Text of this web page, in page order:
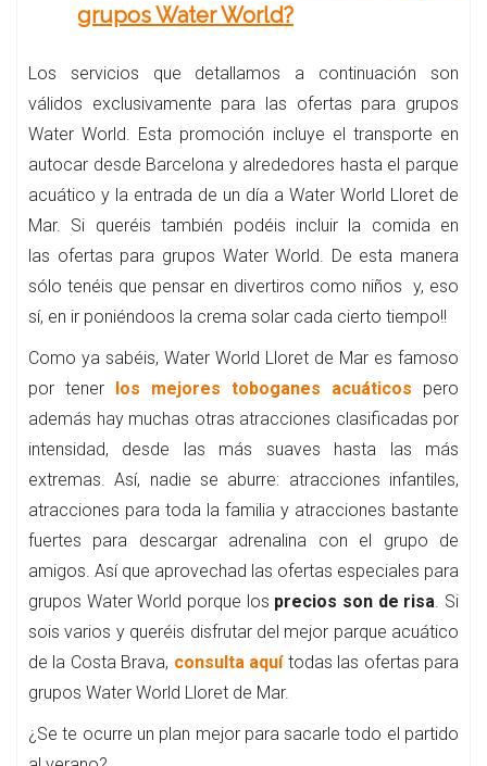
grupos Water World?
Los servicios que detallamos a continuación son
válidos exclusivamente para las ofertas para grupos
Water World. Esta promoción incluye el transporte en
autocar desde Barcelona y alrededores hasta el parque
acuático y la entrada de un día a Water World Lloret de
Mar. Si queréis también podéis incluir la comida en
las ofertas para grupos Water World. De esta manera
sólo tenéis que pensar en divertiros como niños y, eso
sí, en ir poniéndoos la crema solar cada cierto tiempo!!
Como ya sabéis, Water World Lloret de Mar es famoso
por tener
los mejores toboganes acuáticos pero
además hay muchas otras atracciones clasificadas por
intensidad, desde las más suaves hasta las más
extremas. Así, nadie se aburre: atracciones infantiles,
atracciones para toda la familia y atracciones bastante
fuertes para descargar adrenalina con el grupo de
amigos. Así que aprovechad las ofertas especiales para
grupos Water World porque los precios son de risa. Si
sois varios y queréis disfrutar del mejor parque acuático
de la Costa Brava, consulta aquítodas las ofertas para
grupos Water World Lloret de Mar.
¿Se te ocurre un plan mejor para sacarle todo el partido